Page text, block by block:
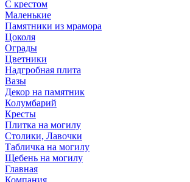
С крестом
Маленькие
Памятники из мрамора
Цоколя
Ограды
Цветники
Надгробная плита
Вазы
Декор на памятник
Колумбарий
Кресты
Плитка на могилу
Столики, Лавочки
Табличка на могилу
Щебень на могилу
Главная
Компания